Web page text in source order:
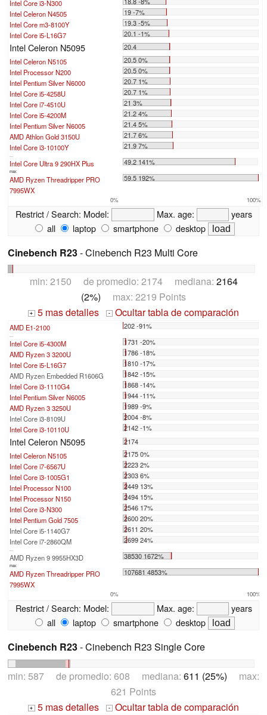
Intel Core i3-N300
Intel Celeron N4505
19 -7%
Intel Core m3-8100Y
19.3 -5%
Intel Core i5-L16G7
20.1 -1%
Intel Celeron N5095
20.4
Intel Celeron N5105
20.5 0%
Intel Processor N200
20.5 0%
Intel Pentium Silver N6000
20.7 1%
Intel Core i5-4258U
20.7 1%
Intel Core i7-4510U
21 3%
Intel Core i5-4200M
21.2 4%
Intel Pentium Silver N6005
21.4 5%
AMD Athlon Gold 3150U
21.7 6%
Intel Core i3-10100Y
21.9 7%
Intel Core Ultra 9 290HX Plus 49.2 141%
max:
AMD Ryzen Threadripper PRO
7995WX
59.5 192%
0% 100%
Restrict / Search: Model: Max. age:
years
all
laptop smartphone desktop
Cinebench R23- Cinebench R23 Multi Core
min: 2150 de promedio: 2174 mediana: 2164
(2%) max: 2219 Points
+ 5 mas detalles - Ocultar tabla de comparación
AMD E1-2100 202 -91%
...
Intel Core i5-4300M
1731 -20%
AMD Ryzen 3 3200U
1786 -18%
Intel Core i5-L16G7
1810 -17%
AMD Ryzen Embedded R1606G
1842 -15%
Intel Core i3-1110G4
1868 -14%
Intel Pentium Silver N6005
1944 -11%
AMD Ryzen 3 3250U
1989 -9%
Intel Core i3-8109U
2004 -8%
Intel Core i3-10110U
2142 -1%
Intel Celeron N5095
2174
Intel Celeron N5105
2175 0%
Intel Core i7-6567U
2223 2%
Intel Core i3-1005G1
2303 6%
Intel Processor N100
2449 13%
Intel Processor N150
2494 15%
Intel Core i3-N300
2546 17%
Intel Pentium Gold 7505
2600 20%
Intel Core i5-1140G7
2611 20%
Intel Core i7-2860QM
2699 24%
...
AMD Ryzen 9 9955HX3D 38530 1672%
max:
AMD Ryzen Threadripper PRO
7995WX
107681 4853%
0% 100%
Restrict / Search: Model: Max. age:
years
all
laptop smartphone desktop
Cinebench R23- Cinebench R23 Single Core
min: 587 de promedio: 608 mediana: 611 (25%) max:
621 Points
+ 5 mas detalles - Ocultar tabla de comparación